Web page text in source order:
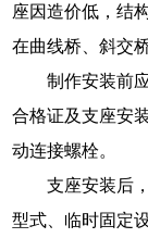
座因造价低，结
在曲线桥、斜交
制作安装前
合格证及支座安
动连接螺栓。
支座安装后
型式、临时固定